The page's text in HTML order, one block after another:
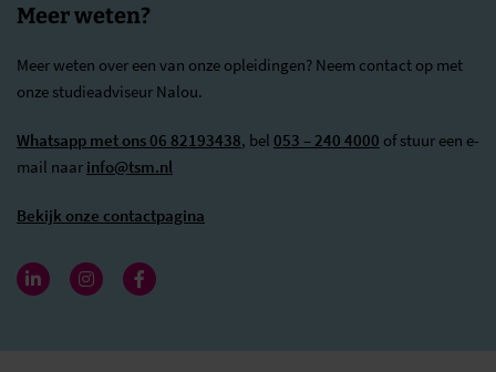
Meer weten?
Meer weten over een van onze opleidingen? Neem contact op met
onze studieadviseur Nalou.
Whatsapp met ons 06 82193438, bel 053 – 240 4000 of stuur een e-
mail naar info@tsm.nl
Bekijk onze contactpagina